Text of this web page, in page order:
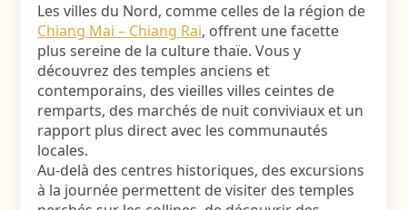
Les villes du Nord, comme celles de la région de
Chiang Mai – Chiang Rai, offrent une facette
plus sereine de la culture thaïe. Vous y
découvrez des temples anciens et
contemporains, des vieilles villes ceintes de
remparts, des marchés de nuit conviviaux et un
rapport plus direct avec les communautés
locales.
Au-delà des centres historiques, des excursions
à la journée permettent de visiter des temples